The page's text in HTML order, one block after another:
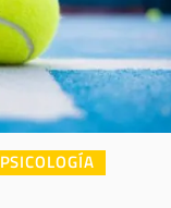
PSICOLOGÍA